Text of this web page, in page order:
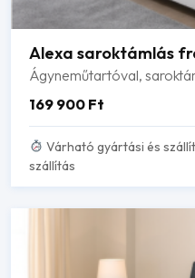
Alexa saroktámlás
Ágyneműtartóval,
169 900 Ft
Várható gyártási és
szállítás